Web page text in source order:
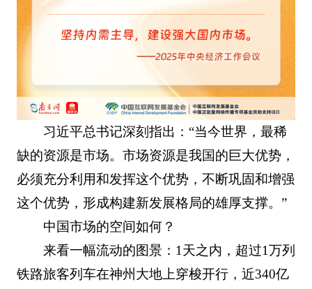
习近平总书记深刻指出：“当今世界，最稀
缺的资源是市场。市场资源是我国的巨大优势，
必须充分利用和发挥这个优势，不断巩固和增强
这个优势，形成构建新发展格局的雄厚支撑。”
中国市场的空间如何？
来看一幅流动的图景：1天之内，超过1万列
铁路旅客列车在神州大地上穿梭开行，近340亿